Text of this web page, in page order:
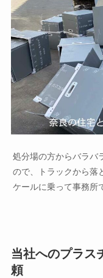
処分場の方からバラバ
ので、トラックから落
ケールに乗って事務所
当社へのプラス
頼